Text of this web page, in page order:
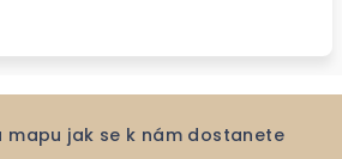
mapu jak se k nám dostanete